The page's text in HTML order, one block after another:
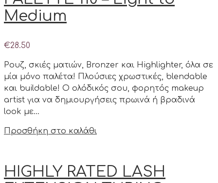
Medium
€28.50
Ρουζ, σκιές ματιών, Bronzer και Highlighter, όλα σε
μία μόνο παλέτα! Πλούσιες χρωστικές, blendable
και buildable! Ο ολόδικός σου, φορητός makeup
artist για να δημιουργήσεις πρωινά ή βραδινά
look με…
Προσθήκη στο καλάθι
HIGHLY RATED LASH